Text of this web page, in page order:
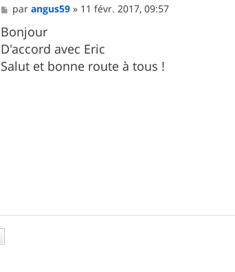
M
e
s
s
a
g
e
parangus59 » 11 févr. 2017, 09:57
Bonjour
D'accord avec Eric
Salut et bonne route à tous !